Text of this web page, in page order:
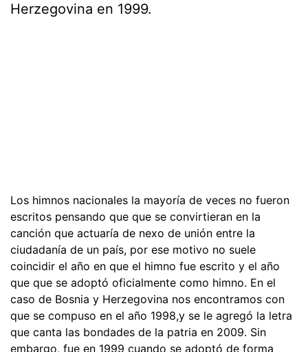
Herzegovina en 1999.
Los himnos nacionales la mayoría de veces no fueron
escritos pensando que que se convirtieran en la
canción que actuaría de nexo de unión entre la
ciudadanía de un país, por ese motivo no suele
coincidir el año en que el himno fue escrito y el año
que que se adoptó oficialmente como himno. En el
caso de Bosnia y Herzegovina nos encontramos con
que se compuso en el año 1998,y se le agregó la letra
que canta las bondades de la patria en 2009. Sin
embargo, fue en 1999 cuando se adoptó de forma